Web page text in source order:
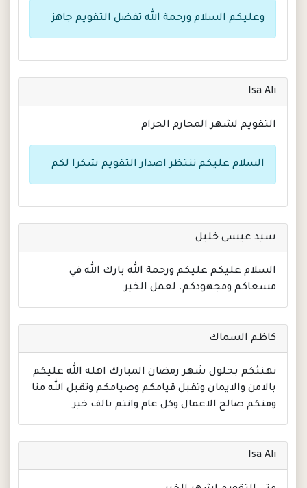
وعليكم السلام ورحمة الله تفضل التقويم جاهز
Isa Ali
التقويم لشهر المحارم الحرام
السلام عليكم ننتظر اصدار التقويم شكرا لكم
سيد عيسى خليل
السلام عليكم عليكم ورحمة الله بارك الله في
مسعاكم ومجهودكم. لعمل الخير
كاظم السماك
نهنئكم بحلول شهر رمضان المبارك اهله الله عليكم
بالامن والايمان وتقبل قيامكم وصيامكم وتقبل الله منا
ومنكم صالح الاعمال وكل عام وانتم بالف خير
Isa Ali